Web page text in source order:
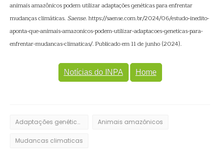
animais amazônicos podem utilizar adaptações genéticas para enfrentar
mudanças climáticas. Saense. https://saense.com.br/2024/06/estudo-inedito-
aponta-que-animais-amazonicos-podem-utilizar-adaptacoes-geneticas-para-
enfrentar-mudancas-climaticas/. Publicado em 11 de junho (2024).
Notícias do INPA Home
Adaptações genéticas Animais amazônicos
Mudancas climaticas